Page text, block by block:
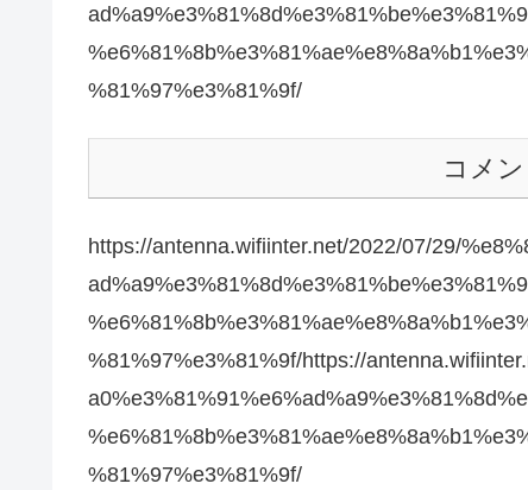
%81%97%e3%81%9f/
コメ
https://antenna.wifiinter.net/2022/07/29/
%81%97%e3%81%9f/https://
%81%97%e3%81%9f/